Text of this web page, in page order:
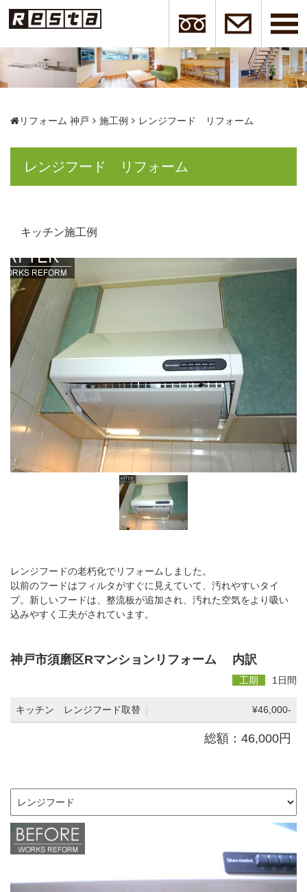
リフォーム 神戸 施工例 レンジフード リフォーム
レンジフード リフォーム
キッチン施工例
レンジフードの老朽化でリフォームしました。
以前のフードはフィルタがすぐに見えていて、汚れやすいタイ
プ。新しいフードは、整流板が追加され、汚れた空気をより吸い
込みやすく工夫がされています。
神戸市須磨区Rマンションリフォーム 内訳
工期 1日間
キッチン レンジフード取替 ¥46,000-
総額：46,000円